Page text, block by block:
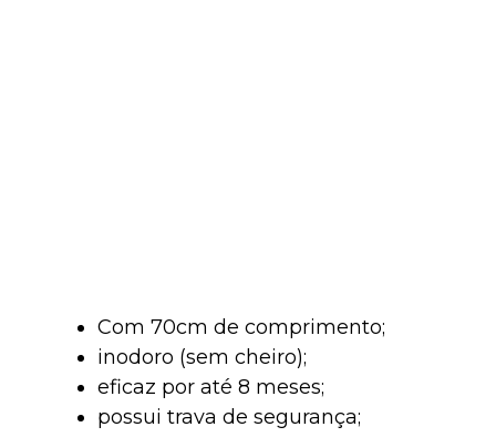
Com 70cm de comprimento;
inodoro (sem cheiro);
eficaz por até 8 meses;
possui trava de segurança;